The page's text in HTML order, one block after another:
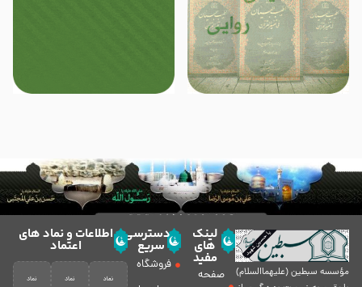
مؤسسه سبطين (عليهماالسلام)
لینک
های
مفید
صفحه
دسترسی
سریع
فروشگاه
اطلاعات و نماد های
اعتماد